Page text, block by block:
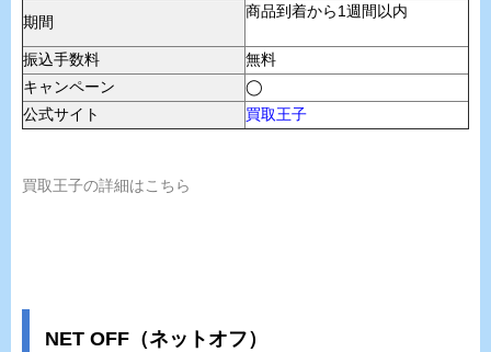
期間
商品到着から1週間以内
振込手数料
無料
キャンペーン
◯
公式サイト
買取王子
買取王子の詳細はこちら
NET OFF（ネットオフ）